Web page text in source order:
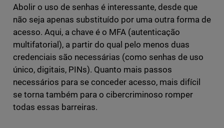
Abolir o uso de senhas é interessante, desde que
não seja apenas substituído por uma outra forma de
acesso. Aqui, a chave é o MFA (autenticação
multifatorial), a partir do qual pelo menos duas
credenciais são necessárias (como senhas de uso
único, digitais, PINs). Quanto mais passos
necessários para se conceder acesso, mais difícil
se torna também para o cibercriminoso romper
todas essas barreiras.